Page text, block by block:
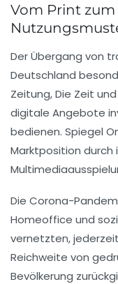
Vom Print
Der Übergang von
Deutschland
Zeitung, Die Zeit
digitale Angebote
bedienen. Spiegel
Marktposition
Die Corona-
Homeoffice und
vernetzten,
Reichweite von
Bevölkerung